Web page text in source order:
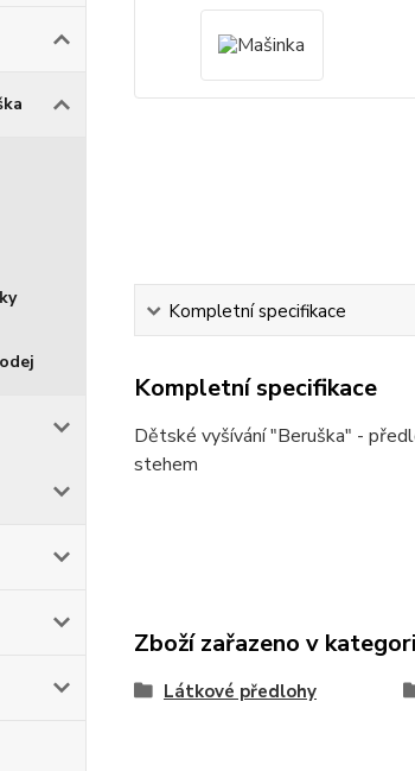
Kompletní specifikace
Kompletní specifikace
Dětské vyšívání "Beruška" -
stehem
Zboží zařazeno v
Látkové předlohy